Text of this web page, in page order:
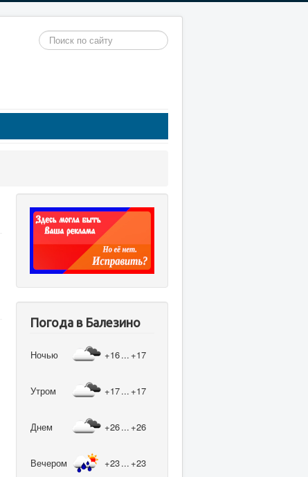
Искать...
Погода в Балезино
Ночью +16... +17
Утром +17... +17
Днем +26... +26
Вечером +23... +23